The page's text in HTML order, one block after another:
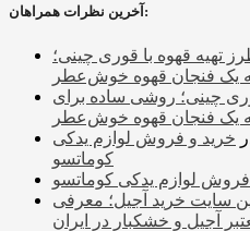
آخرین نظرات همراهان:
تهیه قهوه با قوری چینی؛
یک فنجان قهوه خوش‌عطر
چینی؛ روشی ساده برای
یک فنجان قهوه خوش‌عطر
خرید و فروش لوازم یدکی
کوماتسو
لوازم یدکی کوماتسو
سایت خرید آجیل؛ معرفی